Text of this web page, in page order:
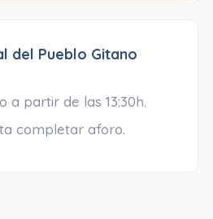
del Pueblo Gitano
a partir de las 13:30h.
completar aforo.